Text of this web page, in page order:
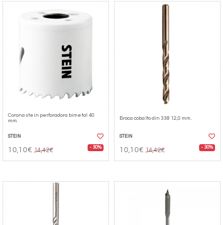
Corona stein perforadora bimetal 40
mm.
STEIN
10,10€ 14,42€ - 30%
Broca cobalto din 338 12,0 mm.
STEIN
10,10€ 14,42€ - 30%